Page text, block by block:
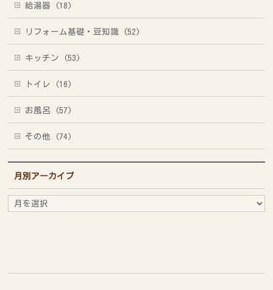
給湯器 (18)
リフォーム基礎・豆知識 (52)
キッチン (53)
トイレ (16)
お風呂 (57)
その他 (74)
月別アーカイブ
月
別